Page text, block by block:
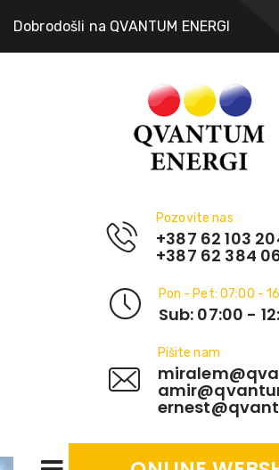
Dobrodošli na QVANTUM ENERGI
Pozovite nas
+387 62 103
+387 62 384
Pon - Pet: 07:00 -
Sub: 07:00 -
Pišite nam